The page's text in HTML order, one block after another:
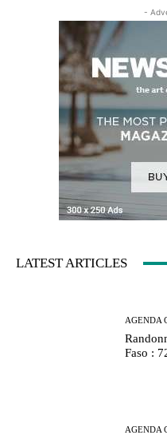
-
LATEST ARTICLES
AGENDA
Faso :
AGENDA